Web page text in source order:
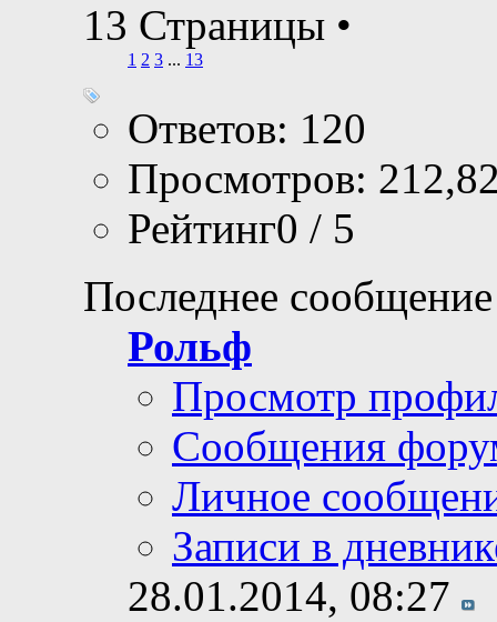
13 Страницы •
1 2 3 ... 13
Ответов: 120
Просмотров:
Рейтинг0 / 5
Последнее
Рольф
Просмотр
Сообщения
Личное
Записи в
28.01.2014, 08:27